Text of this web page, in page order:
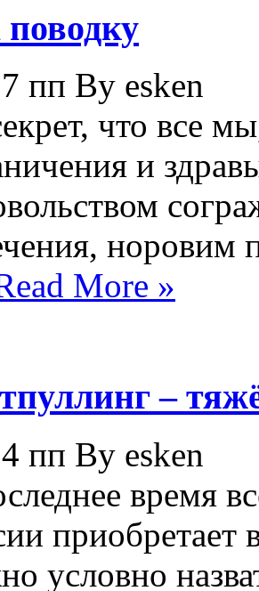
пп By esken
что все
и
норовим
More »
–
пп By esken
время
приобретает
условно